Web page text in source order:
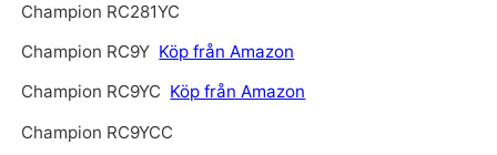
Champion RC281YC
Champion RC9Y Köp från Amazon
Champion RC9YC Köp från Amazon
Champion RC9YCC